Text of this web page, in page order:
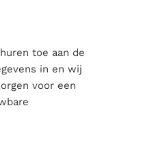
toe aan de
in en wij
voor een